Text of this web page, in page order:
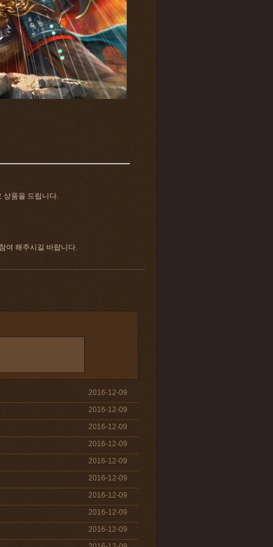
상품을 드립니다.
여 해주시길 바랍니다.
2016-12-09
2016-12-09
2016-12-09
2016-12-09
2016-12-09
2016-12-09
2016-12-09
2016-12-09
2016-12-09